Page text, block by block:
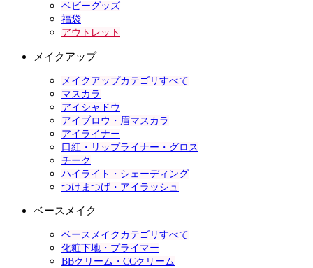
ベビーグッズ
福袋
アウトレット
メイクアップ
メイクアップカテゴリすべて
マスカラ
アイシャドウ
アイブロウ・眉マスカラ
アイライナー
口紅・リップライナー・グロス
チーク
ハイライト・シェーディング
つけまつげ・アイラッシュ
ベースメイク
ベースメイクカテゴリすべて
化粧下地・プライマー
BBクリーム・CCクリーム